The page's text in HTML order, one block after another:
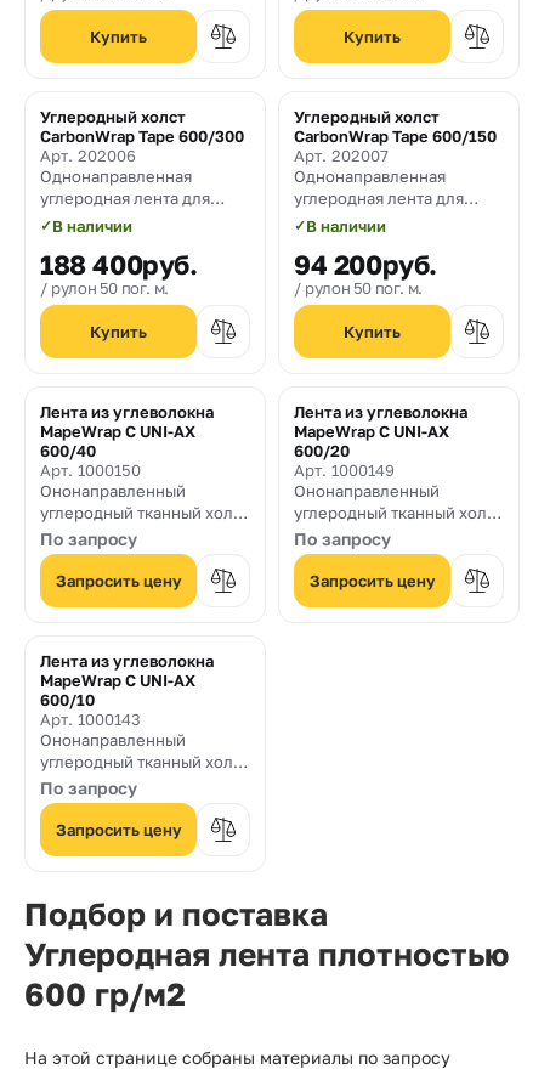
sales@mpkm.org
Углеродный холст
CarbonWrap Tape 600/300
Арт. 202006
Однонаправленная
углеродная лента для
усиления строительных
600 гр/м² и шириной 300
мм
✓В наличии
188 400руб.
рулон 50 пог. м.
Углеродный холст
CarbonWrap Tape 600/150
Арт. 202007
Однонаправленная
углеродная лента для
усиления строительных
600 гр/м² и шириной 150
мм.
✓В наличии
94 200руб.
рулон 50 пог. м.
Лента из углеволокна
MapeWrap C UNI-AX
600/40
Арт. 1000150
Ононаправленный
углеродный тканный холст
для усиления
строительных
конструкций плотностью
6
гр/м² и шириной 400
мм
По запросу
Запросить цену
Лента из углеволокна
MapeWrap C UNI-AX
600/20
Арт. 1000149
Ононаправленный
углеродный тканный холст
для усиления
строительных
конструкций плотностью
6
гр/м² и шириной 200
мм
По запросу
Запросить цену
Лента из углеволокна
MapeWrap C UNI-AX
600/10
Арт. 1000143
Ононаправленный
углеродный тканный холст
для усиления
строительных
конструкций плотностью
6
гр/м² и шириной 100
мм
По запросу
Запросить цену
Подбор и поставка
Углеродная лента плотностью
600 гр/м2
На этой странице собраны материалы по запросу